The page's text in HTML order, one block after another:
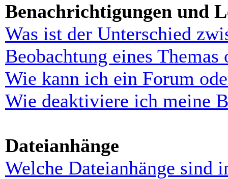
Benachrichtigungen und
Was ist der Unterschied
Beobachtung eines Themas
Wie kann ich ein Forum
Wie deaktiviere ich meine
Dateianhänge
Welche Dateianhänge sind